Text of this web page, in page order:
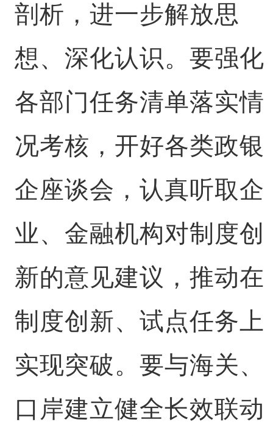
剖析，进一步解放思
想、深化认识。要强化
各部门任务清单落实情
况考核，开好各类政银
企座谈会，认真听取企
业、金融机构对制度创
新的意见建议，推动在
制度创新、试点任务上
实现突破。要与海关、
口岸建立健全长效联动